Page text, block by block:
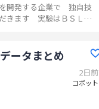
開発する企業で 独自技
きます 実験はＢＳＬ２
方歓迎 ※業務の変更範
ータまとめ
2日前
コボット